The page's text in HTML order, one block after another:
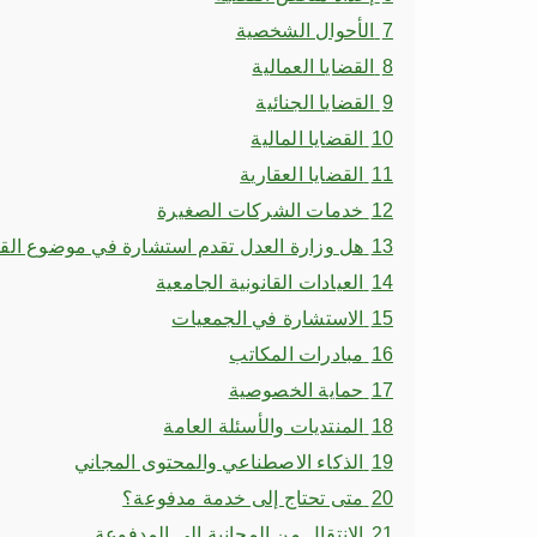
7 الأحوال الشخصية
8 القضايا العمالية
9 القضايا الجنائية
10 القضايا المالية
11 القضايا العقارية
12 خدمات الشركات الصغيرة
13 هل وزارة العدل تقدم استشارة في موضوع
14 العيادات القانونية الجامعية
15 الاستشارة في الجمعيات
16 مبادرات المكاتب
17 حماية الخصوصية
18 المنتديات والأسئلة العامة
19 الذكاء الاصطناعي والمحتوى المجاني
20 متى تحتاج إلى خدمة مدفوعة؟